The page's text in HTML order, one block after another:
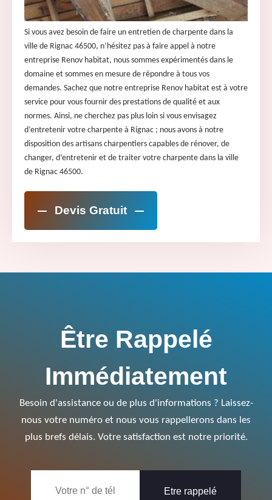
Si vous avez besoin de faire un entretien de charpente dans la
ville de Rignac 46500, n’hésitez pas à faire appel à notre
entreprise Renov habitat, nous sommes expérimentés dans le
domaine et sommes en mesure de répondre à tous vos
demandes. Sachez que notre entreprise Renov habitat est à votre
service pour vous fournir des prestations de qualité et aux
normes. Ainsi, ne cherchez pas plus loin si vous envisagez
d’entretenir votre charpente à Rignac ; nous avons à notre
disposition des artisans charpentiers capables de rénover, de
changer, d’entretenir et de traiter votre charpente dans la ville
de Rignac 46500.
Devis Gratuit
Être Rappelé
Immédiatement
Besoin d'assistance ou de plus d'informations ? Laissez-
nous votre numéro et nous vous rappellerons dans les
plus brefs délais. Votre satisfaction est notre priorité.